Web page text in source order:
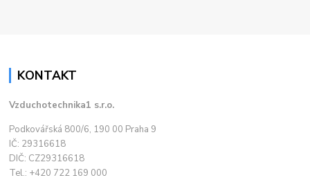
KONTAKT
Vzduchotechnika1 s.r.o.
Podkovářská 800/6, 190 00 Praha 9
IČ: 29316618
DIČ: CZ29316618
Tel.: +420 722 169 000